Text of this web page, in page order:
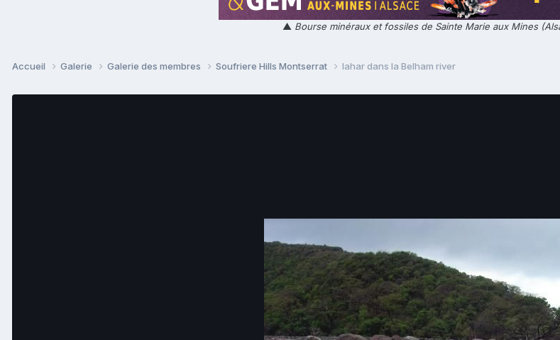
▲ Bourse minéraux et fossiles de Sainte Marie aux Mines
Accueil Galerie Galerie des membres Soufriere Hills Montserrat lahar dans la Belham river